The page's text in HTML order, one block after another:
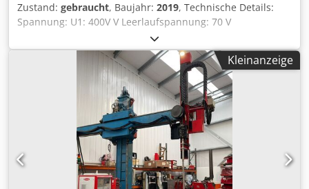
Zustand: gebraucht, Baujahr: 2019, Technische Details:
Spannung: U1: 400V V Leerlaufspannung: 70 V
Maschinengewicht ca.: 100 / Gerät kg Abmessungen
Maschine: ca. 0,85 x 0,37 x 1,25 pro Gerät m Dkjdpfxju
Nwhio Aldsr 4 Fronius TransPuls Schweißgeräte verfügbar
Für den industriellen Einsatz z.B. für Roboter einsetzbar.
Einsatzgebiete: Schweißprozeß "CMT", für sämtliche
MIG/MAG Schweißarbeiten mobil, 4 Räder / 2x davon
schwenkbar mit Drahtvorschub Typ: VR 7000-CMT:
Drahtvorschubgeschwindigkeit 0,5 - 22 m/min.; Einsatz
möglicher Draht Ø 0,8 - 1,2 mm Fernbedienung RCU5000i
univoSD 1 Meter Zwischenschlauchpaket Fahrwagen
Schutzart IP 23 Kühlart AF Bedienung über Display RCU
Kleinanzeige